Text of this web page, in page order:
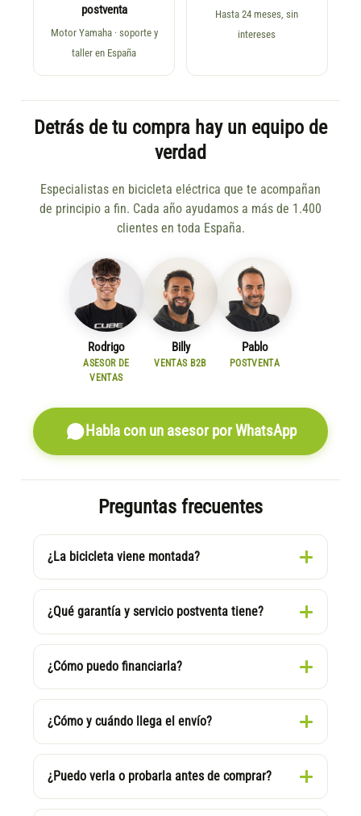
postventa
Motor Yamaha · soporte y
taller en España
Hasta 24 meses, sin
intereses
Detrás de tu compra hay un equipo de
verdad
Especialistas en bicicleta eléctrica que te acompañan
de principio a fin. Cada año ayudamos a más de 1.400
clientes en toda España.
Rodrigo
ASESOR DE
VENTAS
Billy
VENTAS B2B
Pablo
POSTVENTA
Habla con un asesor por WhatsApp
Preguntas frecuentes
¿La bicicleta viene montada?
¿Qué garantía y servicio postventa tiene?
¿Cómo puedo financiarla?
¿Cómo y cuándo llega el envío?
¿Puedo verla o probarla antes de comprar?